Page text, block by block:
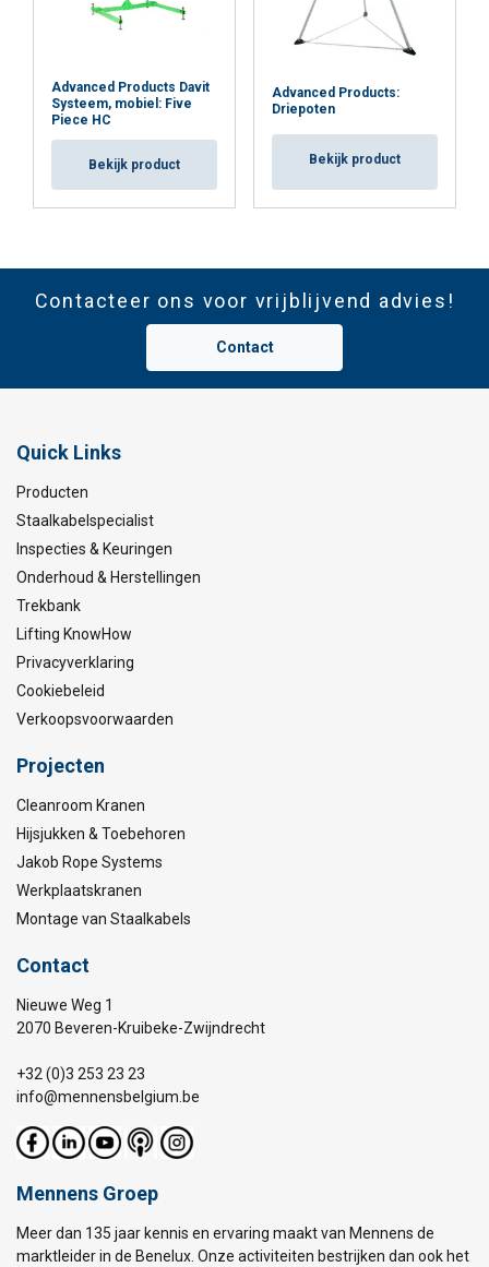
Advanced Products Davit
Systeem, mobiel: Five
Piece HC
Bekijk product
Advanced Products:
Driepoten
Bekijk product
Contacteer ons voor vrijblijvend advies!
Contact
Quick Links
Producten
Staalkabelspecialist
Inspecties & Keuringen
Onderhoud & Herstellingen
Trekbank
Lifting KnowHow
Privacyverklaring
Cookiebeleid
Verkoopsvoorwaarden
Projecten
Cleanroom Kranen
Hijsjukken & Toebehoren
Jakob Rope Systems
Werkplaatskranen
Montage van Staalkabels
Contact
Nieuwe Weg 1
2070 Beveren-Kruibeke-Zwijndrecht
+32 (0)3 253 23 23
info@mennensbelgium.be
Mennens Groep
Meer dan 135 jaar kennis en ervaring maakt van Mennens de
marktleider in de Benelux. Onze activiteiten bestrijken dan ook het